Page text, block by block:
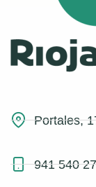
Portales,
941 540